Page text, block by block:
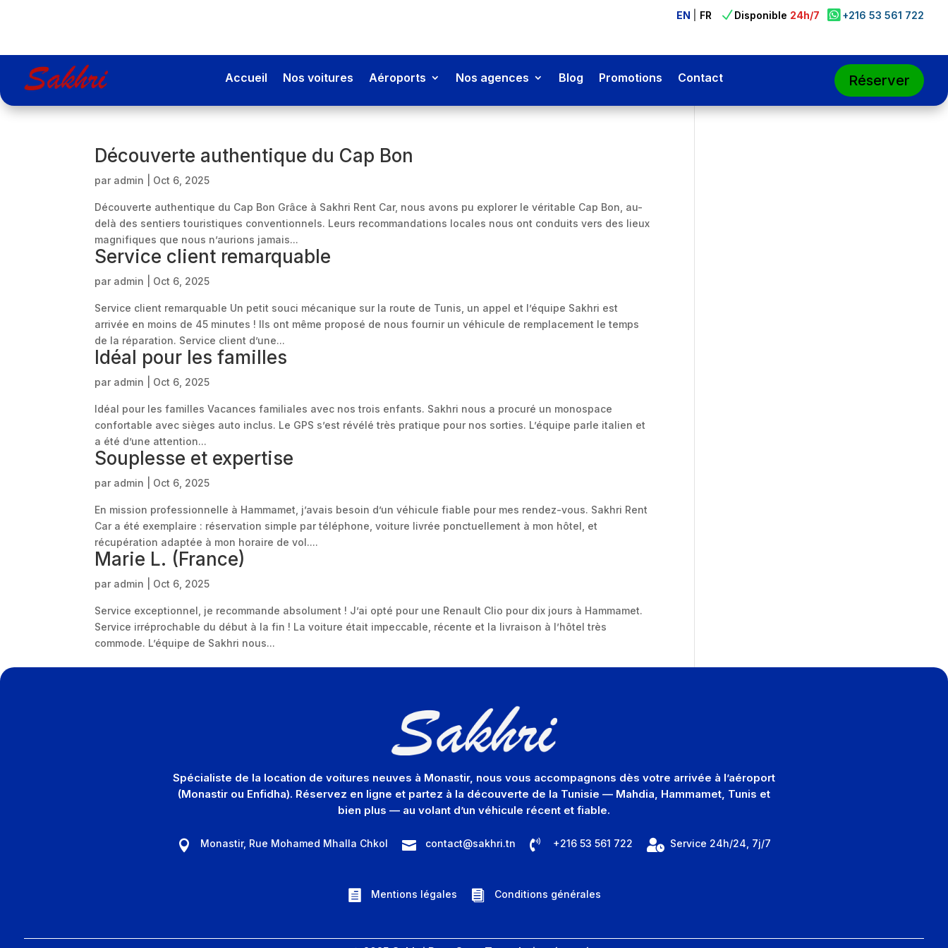
EN FR NDisponible 24h/7  +216 53 561 722
Accueil Nos voitures Aéroports Nos agences Blog Promotions Contact Réserver
Découverte authentique du Cap Bon
par admin Oct 6, 2025
Découverte authentique du Cap Bon Grâce à Sakhri Rent Car, nous avons pu explorer le véritable Cap Bon, au-
delà des sentiers touristiques conventionnels. Leurs recommandations locales nous ont conduits vers des lieux
magnifiques que nous n’aurions jamais...
Service client remarquable
par admin Oct 6, 2025
Service client remarquable Un petit souci mécanique sur la route de Tunis, un appel et l’équipe Sakhri est
arrivée en moins de 45 minutes ! Ils ont même proposé de nous fournir un véhicule de remplacement le temps
de la réparation. Service client d’une...
Idéal pour les familles
par admin Oct 6, 2025
Idéal pour les familles Vacances familiales avec nos trois enfants. Sakhri nous a procuré un monospace
confortable avec sièges auto inclus. Le GPS s’est révélé très pratique pour nos sorties. L’équipe parle italien et
a été d’une attention...
Souplesse et expertise
par admin Oct 6, 2025
En mission professionnelle à Hammamet, j’avais besoin d’un véhicule fiable pour mes rendez-vous. Sakhri Rent
Car a été exemplaire : réservation simple par téléphone, voiture livrée ponctuellement à mon hôtel, et
récupération adaptée à mon horaire de vol....
Marie L. (France)
par admin Oct 6, 2025
Service exceptionnel, je recommande absolument ! J’ai opté pour une Renault Clio pour dix jours à Hammamet.
Service irréprochable du début à la fin ! La voiture était impeccable, récente et la livraison à l’hôtel très
commode. L’équipe de Sakhri nous...
Spécialiste de la location de voitures neuves à Monastir, nous vous accompagnons dès votre arrivée à l’aéroport
(Monastir ou Enfidha). Réservez en ligne et partez à la découverte de la Tunisie — Mahdia, Hammamet, Tunis et
bien plus — au volant d’un véhicule récent et fiable.
 Monastir, Rue Mohamed Mhalla Chkol  contact@sakhri.tn  +216 53 561 722  Service 24h/24, 7j/7
 Mentions légales  Conditions générales